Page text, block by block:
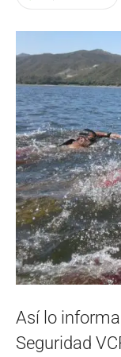
Así lo
Seguridad